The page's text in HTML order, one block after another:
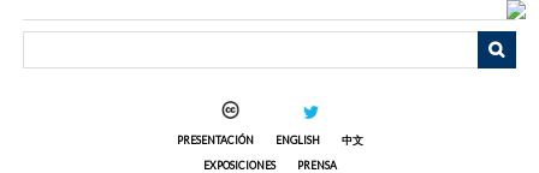
PRESENTACIÓN ENGLISH
中文
EXPOSICIONES
PRENSA